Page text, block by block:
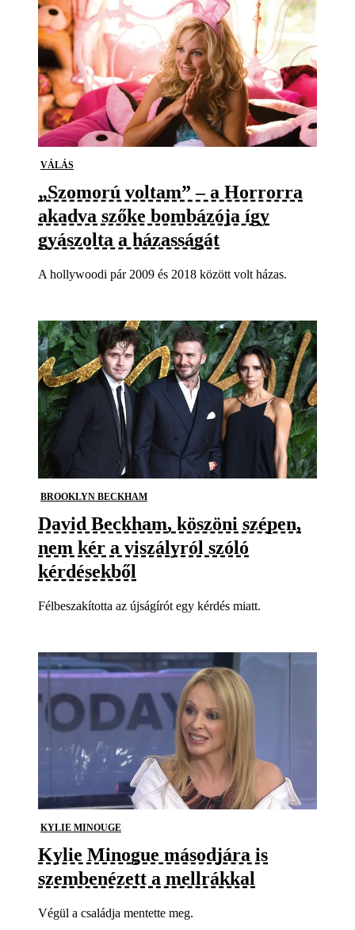
VÁLÁS
„Szomorú voltam” – a Horrorra
akadva szőke bombázója így
gyászolta a házasságát
A hollywoodi pár 2009 és 2018 között volt házas.
BROOKLYN BECKHAM
David Beckham, köszöni szépen,
nem kér a viszályról szóló
kérdésekből
Félbeszakította az újságírót egy kérdés miatt.
KYLIE MINOUGE
Kylie Minogue másodjára is
szembenézett a mellrákkal
Végül a családja mentette meg.